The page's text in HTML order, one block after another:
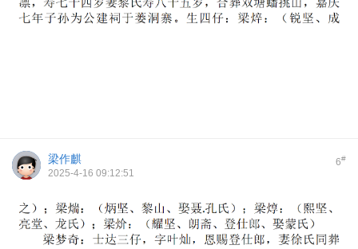
6#
梁作麒
2025-4-16 09:12:51